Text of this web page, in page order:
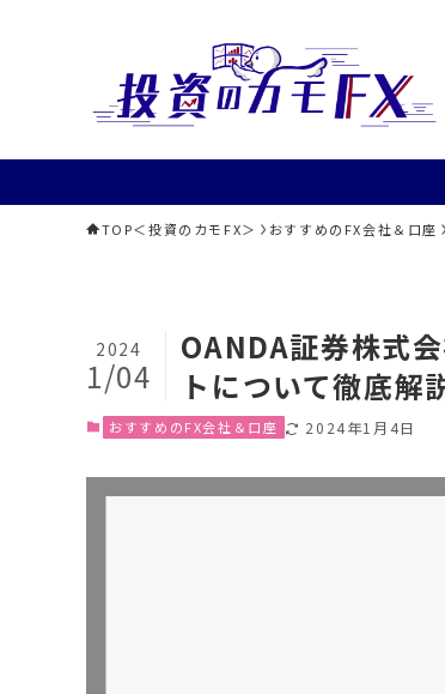
TOP＜投資のカモFX＞ おすすめのFX会社＆口座
OANDA証券株式
トについて徹底解
2024
1/04
おすすめのFX会社＆口座 2024年1月4日